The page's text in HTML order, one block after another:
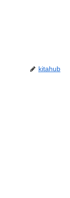
kitahub